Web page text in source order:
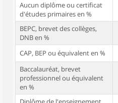
Aucun diplôme ou certificat
d'études primaires en %
BEPC, brevet des collèges,
DNB en %
CAP, BEP ou équivalent en %
Baccalauréat, brevet
professionnel ou équivalent
en %